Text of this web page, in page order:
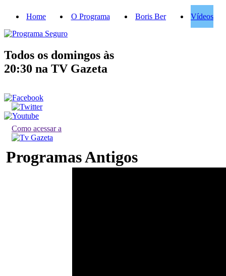
Home O Programa Boris Ber Vídeos
Todos os domingos às
20:30 na TV Gazeta
Como acessar a
Programas Antigos